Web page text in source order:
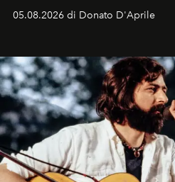
logomania pensata per la
Kate, Claudia e Carla una
uno dei documenti più
05.08.2026 di Donato D'Aprile